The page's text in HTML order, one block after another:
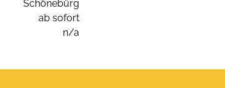
Schönebürg
ab sofort
n/a